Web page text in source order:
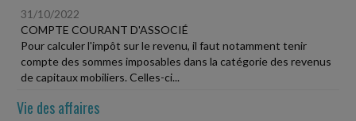
31/10/2022
COMPTE COURANT D'ASSOCIÉ
Pour calculer l'impôt sur le revenu, il faut notamment tenir
compte des sommes imposables dans la catégorie des revenus
de capitaux mobiliers. Celles-ci...
Vie des affaires